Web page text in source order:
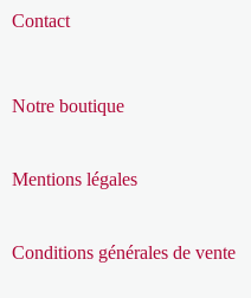
Contact
Notre boutique
Mentions légales
Conditions générales de vente